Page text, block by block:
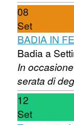
08
Set
BADIA IN
Badia a
In
serata di
12
Set